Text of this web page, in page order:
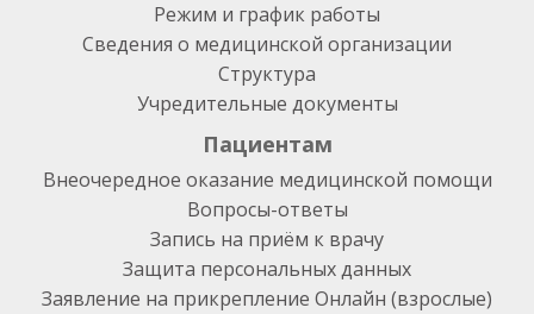
Режим и график работы
Сведения о медицинской организации
Структура
Учредительные документы
Пациентам
Внеочередное оказание медицинской помощи
Вопросы-ответы
Запись на приём к врачу
Защита персональных данных
Заявление на прикрепление Онлайн (взрослые)